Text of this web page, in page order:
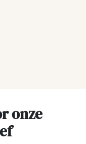
onze